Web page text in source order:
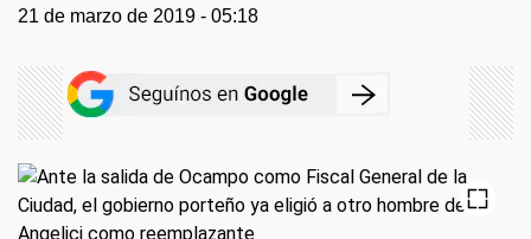
21 de marzo de 2019 - 05:18